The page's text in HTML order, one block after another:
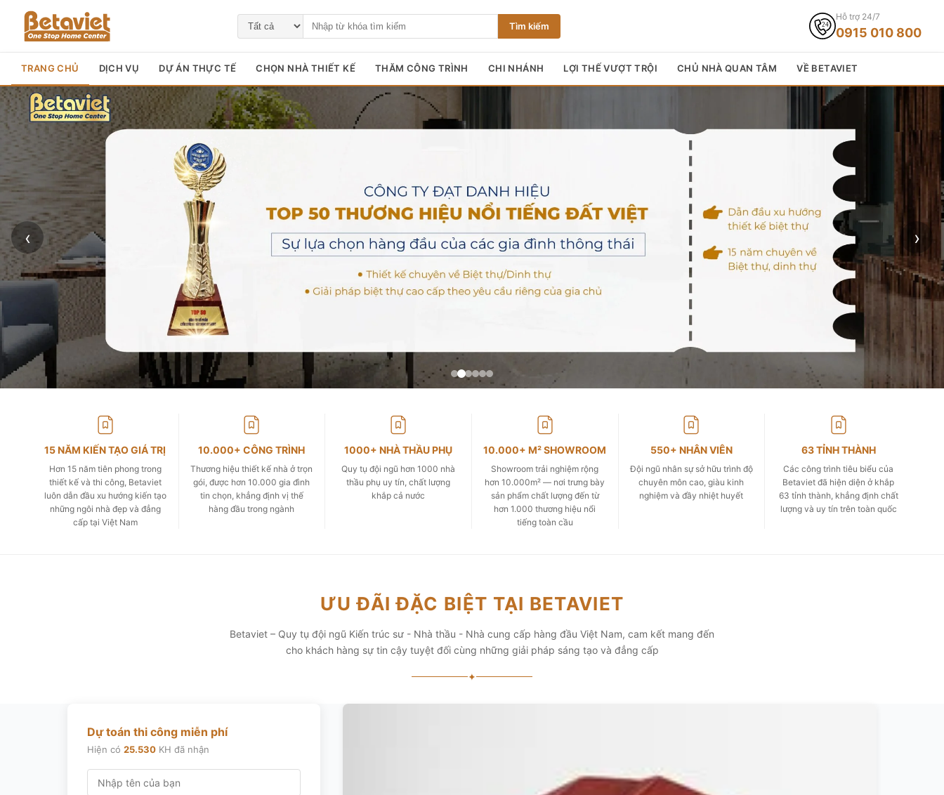
Tìm kiếm
Hỗ trợ 24/7
0915 010 800
TRANG CHỦ DỊCH VỤ DỰ ÁN THỰC TẾ CHỌN NHÀ THIẾT KẾ THĂM CÔNG TRÌNH CHI NHÁNH LỢI THẾ VƯỢT TRỘI CHỦ NHÀ QUAN TÂM VỀ BETAVIET
‹ ›
15 NĂM KIẾN TẠO GIÁ TRỊ
Hơn 15 năm tiên phong trong
thiết kế và thi công, Betaviet
luôn dẫn đầu xu hướng kiến tạo
những ngôi nhà đẹp và đẳng
cấp tại Việt Nam
10.000+ CÔNG TRÌNH
Thương hiệu thiết kế nhà ở trọn
gói, được hơn 10.000 gia đình
tin chọn, khẳng định vị thế
hàng đầu trong ngành
1000+ NHÀ THẦU PHỤ
Quy tụ đội ngũ hơn 1000 nhà
thầu phụ uy tín, chất lượng
khắp cả nước
10.000+ M² SHOWROOM
Showroom trải nghiệm rộng
hơn 10.000m² — nơi trưng bày
sản phẩm chất lượng đến từ
hơn 1.000 thương hiệu nổi
tiếng toàn cầu
550+ NHÂN VIÊN
Đội ngũ nhân sự sở hữu trình độ
chuyên môn cao, giàu kinh
nghiệm và đầy nhiệt huyết
63 TỈNH THÀNH
Các công trình tiêu biểu của
Betaviet đã hiện diện ở khắp
63 tỉnh thành, khẳng định chất
lượng và uy tín trên toàn quốc
ƯU ĐÃI ĐẶC BIỆT TẠI BETAVIET
Betaviet – Quy tụ đội ngũ Kiến trúc sư - Nhà thầu - Nhà cung cấp hàng đầu Việt Nam, cam kết mang đến
cho khách hàng sự tin cậy tuyệt đối cùng những giải pháp sáng tạo và đẳng cấp
✦
Dự toán thi công miễn phí
Hiện có 25.530 KH đã nhận